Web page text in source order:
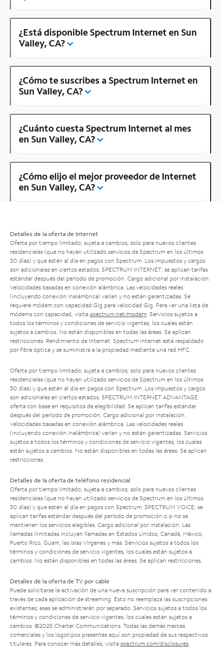
¿Está disponible Spectrum Internet en Sun
Valley, CA?
¿Cómo te suscribes a Spectrum Internet en
Sun Valley, CA?
¿Cuánto cuesta Spectrum Internet al mes
en Sun Valley, CA?
¿Cómo elijo el mejor proveedor de Internet
en Sun Valley, CA?
Detalles de la oferta de Internet
Oferta por tiempo limitado; sujeta a cambios; solo para nuevos clientes
residenciales (que no hayan utilizado servicios de Spectrum en los últimos
30 días) y que estén al día en pagos con Spectrum. Los impuestos y cargos
son adicionales en ciertos estados. SPECTRUM INTERNET: se aplican tarifas
estándar después del período de promoción. Cargo adicional por instalación.
Velocidades basadas en conexión alámbrica. Las velocidades reales
(incluyendo conexión inalámbrica) varían y no están garantizadas. Se
requiere módem con capacidad Gig para velocidad Gig. Para ver una lista de
módems con capacidad, visita spectrum.net/modem . Servicios sujetos a
todos los términos y condiciones de servicio vigentes, los cuales están
sujetos a cambios. No están disponibles en todas las áreas. Se aplican
restricciones. Rendimiento de Internet: Spectrum Internet está respaldado
por fibra óptica y se suministra a la propiedad mediante una red HFC.
Oferta por tiempo limitado; sujeta a cambios; solo para nuevos clientes
residenciales (que no hayan utilizado servicios de Spectrum en los últimos
30 días) y que estén al día en pagos con Spectrum. Los impuestos y cargos
son adicionales en ciertos estados. SPECTRUM INTERNET ADVANTAGE:
oferta con base en requisitos de elegibilidad. Se aplican tarifas estándar
después del período de promoción. Cargo adicional por instalación.
Velocidades basadas en conexión alámbrica. Las velocidades reales
(incluyendo conexión inalámbrica) varían y no están garantizadas. Servicios
sujetos a todos los términos y condiciones de servicio vigentes, los cuales
están sujetos a cambios. No están disponibles en todas las áreas. Se aplican
restricciones.
Detalles de la oferta de teléfono residencial
Oferta por tiempo limitado; sujeta a cambios; solo para nuevos clientes
residenciales (que no hayan utilizado servicios de Spectrum en los últimos
30 días) y que estén al día en pagos con Spectrum. SPECTRUM VOICE: se
aplican tarifas estándar después del período de promoción o si no se
mantienen los servicios elegibles. Cargo adicional por instalación. Las
llamadas ilimitadas incluyen llamadas en Estados Unidos, Canadá, México,
Puerto Rico, Guam, las Islas Vírgenes y más. Servicios sujetos a todos los
términos y condiciones de servicio vigentes, los cuales están sujetos a
cambios. No están disponibles en todas las áreas. Se aplican restricciones.
Detalles de la oferta de TV por cable
Puede solicitarse la activación de una nueva suscripción para ver contenido a
través de cada aplicación de streaming. Esto no reemplaza las suscripciones
existentes; esas se administrarán por separado. Servicios sujetos a todos los
términos y condiciones de servicio vigentes, los cuales están sujetos a
cambios. ©2025 Charter Communications. Todas las demás marcas
comerciales y los logotipos presentes aquí son propiedad de sus respectivos
titulares. Para conocer más detalles, visita spectrum.com/disclosures